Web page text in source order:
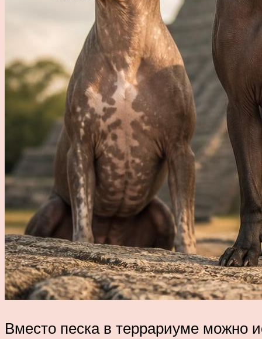
Вместо песка в террариуме можно